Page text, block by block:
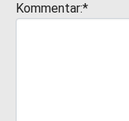
Kommentar:*